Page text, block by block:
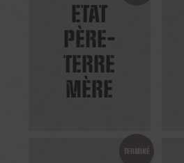
ETAT
PÈRE-
TERRE
MÈRE
TERMINÉ